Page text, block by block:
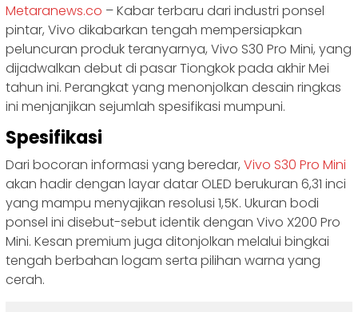
Metaranews.co – Kabar terbaru dari industri ponsel
pintar, Vivo dikabarkan tengah mempersiapkan
peluncuran produk teranyarnya, Vivo S30 Pro Mini, yang
dijadwalkan debut di pasar Tiongkok pada akhir Mei
tahun ini. Perangkat yang menonjolkan desain ringkas
ini menjanjikan sejumlah spesifikasi mumpuni.
Spesifikasi
Dari bocoran informasi yang beredar, Vivo S30 Pro Mini
akan hadir dengan layar datar OLED berukuran 6,31 inci
yang mampu menyajikan resolusi 1,5K. Ukuran bodi
ponsel ini disebut-sebut identik dengan Vivo X200 Pro
Mini. Kesan premium juga ditonjolkan melalui bingkai
tengah berbahan logam serta pilihan warna yang
cerah.